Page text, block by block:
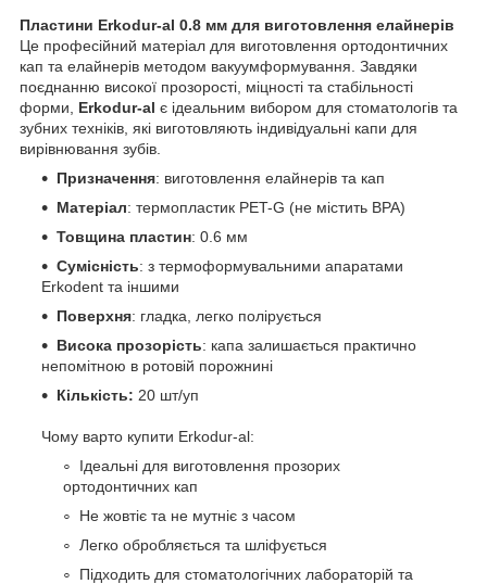
Пластини Erkodur-al 0.8 мм для виготовлення елайнерів
Це професійний матеріал для виготовлення ортодонтичних
кап та елайнерів методом вакуумформування. Завдяки
поєднанню високої прозорості, міцності та стабільності
форми, Erkodur-al є ідеальним вибором для стоматологів та
зубних техніків, які виготовляють індивідуальні капи для
вирівнювання зубів.
Призначення: виготовлення елайнерів та кап
Матеріал: термопластик PET-G (не містить BPA)
Товщина пластин: 0.6 мм
Сумісність: з термоформувальними апаратами
Erkodent та іншими
Поверхня: гладка, легко полірується
Висока прозорість: капа залишається практично
непомітною в ротовій порожнині
Кількість: 20 шт/уп
Чому варто купити Erkodur-al:
Ідеальні для виготовлення прозорих
ортодонтичних кап
Не жовтіє та не мутніє з часом
Легко обробляється та шліфується
Підходить для стоматологічних лабораторій та